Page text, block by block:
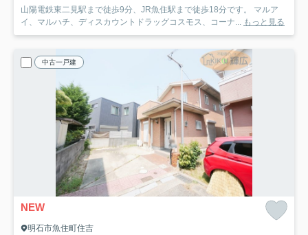
山陽電鉄東二見駅まで徒歩9分、JR魚住駅まで徒歩18分です。 マルア
イ、マルハチ、ディスカウントドラッグコスモス、コーナ... もっと見る
中古一戸建
NEW
明石市魚住町住吉